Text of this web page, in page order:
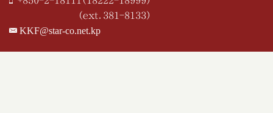
(ext.381-8133)
KKF@star-co.net.kp